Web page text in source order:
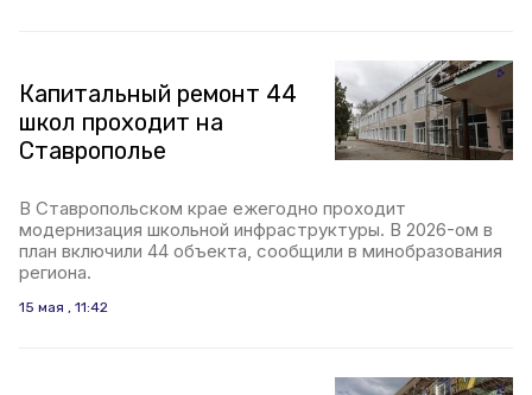
Капитальный ремонт 44
школ проходит на
Ставрополье
В Ставропольском крае ежегодно проходит
модернизация школьной инфраструктуры. В 2026-ом в
план включили 44 объекта, сообщили в минобразования
региона.
15 мая , 11:42